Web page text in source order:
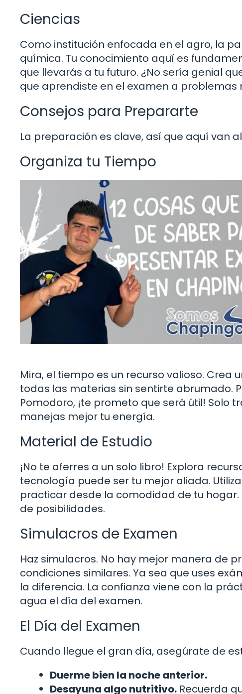
Ciencias
Como institución enfocada en el agro, la
química. Tu conocimiento aquí es
que llevarás a tu futuro. ¿No sería genial
que aprendiste en el examen a problemas
Consejos para Prepararte
La preparación es clave, así que aquí van
Organiza tu Tiempo
Mira, el tiempo es un recurso valioso.
todas las materias sin sentirte abrumado.
Pomodoro, ¡te prometo que será útil! Solo
manejas mejor tu energía.
Material de Estudio
¡No te aferres a un solo libro! Explora
tecnología puede ser tu mejor aliada.
practicar desde la comodidad de tu
de posibilidades.
Simulacros de Examen
Haz simulacros. No hay mejor manera de
condiciones similares. Ya sea que uses
la diferencia. La confianza viene con la
agua el día del examen.
El Día del Examen
Cuando llegue el gran día, asegúrate de
Duerme bien la noche anterior.
Desayuna algo nutritivo. Recuerda